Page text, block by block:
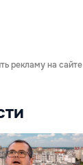
рекламу на сайте